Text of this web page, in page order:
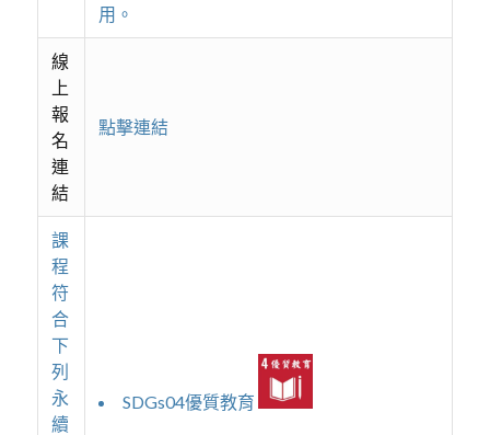
用。
線
上
報
名
連
結
點擊連結
課
程
符
合
下
列
永
續
SDGs04優質教育